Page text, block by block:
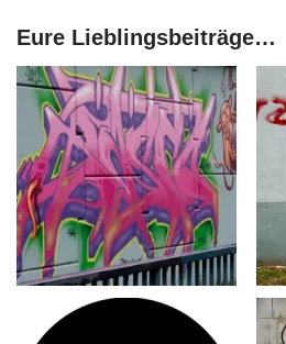
Eure Lieblingsbeiträge…